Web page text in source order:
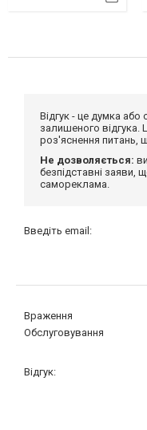
Відгук - це думка
залишеного відгука.
роз'яснення питань,
Не дозволяється:
безпідставні заяви,
самореклама.
Введіть email:
Враження
Обслуговування
Відгук: